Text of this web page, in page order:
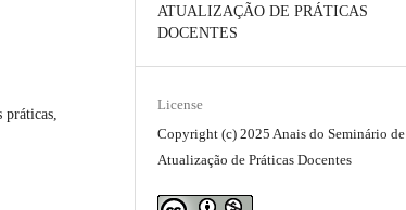
ATUALIZAÇÃO DE PRÁTICAS
DOCENTES
License
Copyright (c) 2025 Anais do Seminário de
Atualização de Práticas Docentes